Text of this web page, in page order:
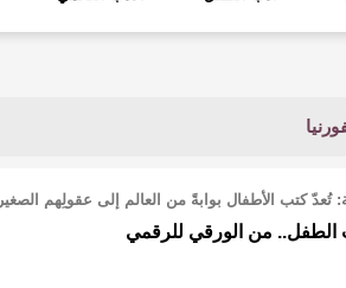
تُعدّ كتب الأطفال بوابةً من العالم إلى عقولِهم
الطفل.. من الورقي للرقمي